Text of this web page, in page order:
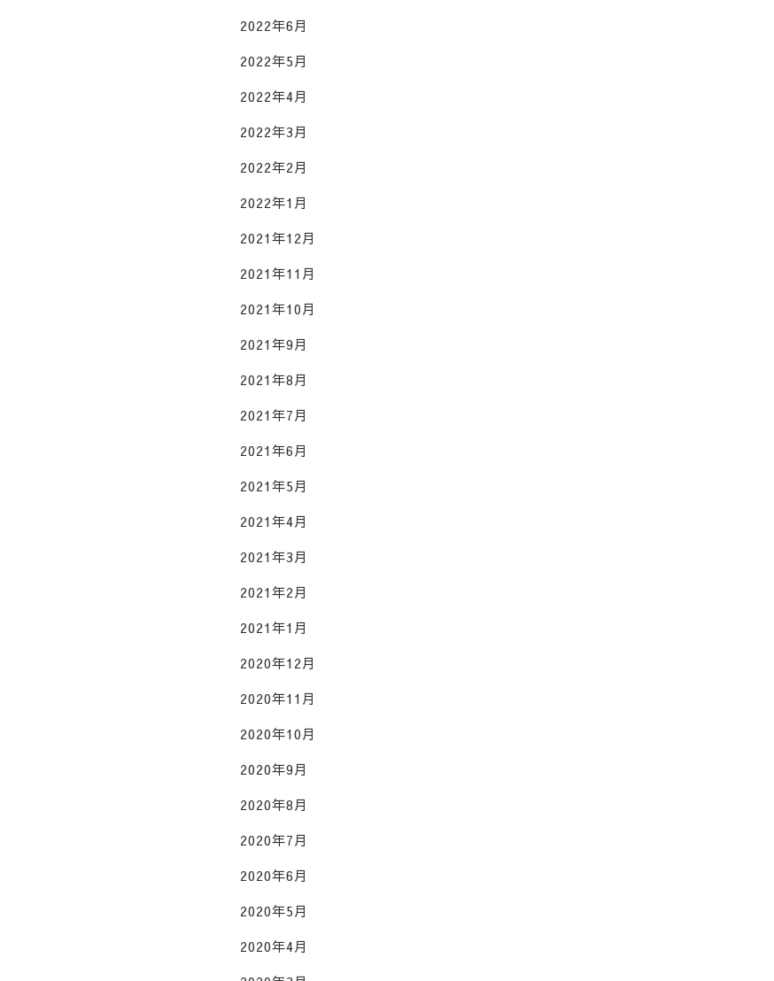
2022年6月
2022年5月
2022年4月
2022年3月
2022年2月
2022年1月
2021年12月
2021年11月
2021年10月
2021年9月
2021年8月
2021年7月
2021年6月
2021年5月
2021年4月
2021年3月
2021年2月
2021年1月
2020年12月
2020年11月
2020年10月
2020年9月
2020年8月
2020年7月
2020年6月
2020年5月
2020年4月